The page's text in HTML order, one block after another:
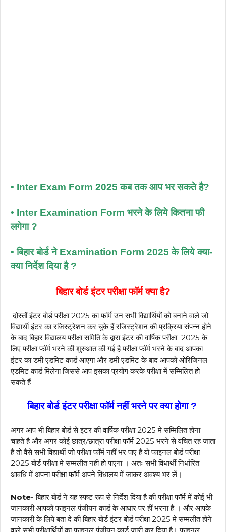
• Inter Exam Form 2025 कब तक आप भर सकते है?
• Inter Examination Form भरने के लिये कितना फी
लगेगा ?
• बिहार बोर्ड ने Examination Form 2025 के लिये क्या-
क्या निर्देश दिया है ?
बिहार बोर्ड इंटर परीक्षा फॉर्म क्या है?
दोस्तों इंटर बोर्ड परीक्षा 2025 का फॉर्म उन सभी विद्यार्थियों को बनाने वाले जो
विद्यार्थी इंटर का रजिस्ट्रेशन कर चुके हैं रजिस्ट्रेशन की प्रक्रिया संपन्न होने
के बाद बिहार विद्यालय परीक्षा समिति के द्वारा इंटर की वार्षिक परीक्षा 2025 के
लिए परीक्षा फॉर्म भरने की शुरुआत की गई है परीक्षा फॉर्म भरने के बाद आपका
इंटर का डमी एडमिट कार्ड आएगा और डमी एडमिट के बाद आपको ओरिजिनल
एडमिट कार्ड मिलेगा जिससे आप इसका प्रयोग करके परीक्षा में सम्मिलित हो
सकते हैं
बिहार बोर्ड इंटर परीक्षा फॉर्म नहीं भरने पर क्या होगा ?
अगर आप भी बिहार बोर्ड से इंटर की वार्षिक परीक्षा 2025 मे सम्मिलित होना
चाहते है और अगर कोई छात्र/छात्रा परीक्षा फॉर्म 2025 भरने से वंचित रह जाता
है तो वैसे सभी विद्यार्थी जो परीक्षा फॉर्म नहीं भर पाए है वो फाइनल बोर्ड परीक्षा
2025 बोर्ड परीक्षा मे सम्मलीत नहीं हो पाएगा । अतः सभी विधार्थी निर्धारित
आवधि में अपना परीक्षा फॉर्म अपने विधालय में जाकर अवश्य भर लें।
Note- बिहार बोर्ड ने यह स्पष्ट रूप से निर्देश दिया है की परीक्षा फॉर्म में कोई भी
जानकारी आपको फाइनल पंजीयन कार्ड के आधार पर हीं भरना है । और आपके
जानकारी के लिये बता दे की बिहार बोर्ड इंटर बोर्ड परीक्षा 2025 मे सम्मलीत होने
वाले सभी परीक्षार्थियों का फाइनल पंजीयन कार्ड जारी कर दिया है। फाइनल